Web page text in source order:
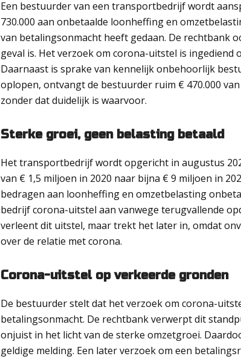
Een bestuurder van een transportbedrijf wordt
730.000 aan onbetaalde loonheffing en
van betalingsonmacht heeft gedaan. De rechtbank
geval is. Het verzoek om corona-uitstel is ingediend
Daarnaast is sprake van kennelijk onbehoorlijk
oplopen, ontvangt de bestuurder ruim € 470.000
zonder dat duidelijk is waarvoor.
Sterke groei, geen belasting betaald
Het transportbedrijf wordt opgericht in augustus
van € 1,5 miljoen in 2020 naar bijna € 9 miljoen in
bedragen aan loonheffing en omzetbelasting
bedrijf corona-uitstel aan vanwege terugvallende
verleent dit uitstel, maar trekt het later in, omdat
over de relatie met corona.
Corona-uitstel op verkeerde gronden
De bestuurder stelt dat het verzoek om corona-
betalingsonmacht. De rechtbank verwerpt dit
onjuist in het licht van de sterke omzetgroei.
geldige melding. Een later verzoek om een